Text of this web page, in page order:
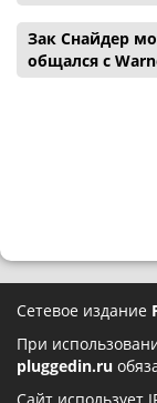
Зак Снайдер
общался с
Сетевое издание
При
pluggedin.ru
Сайт использует